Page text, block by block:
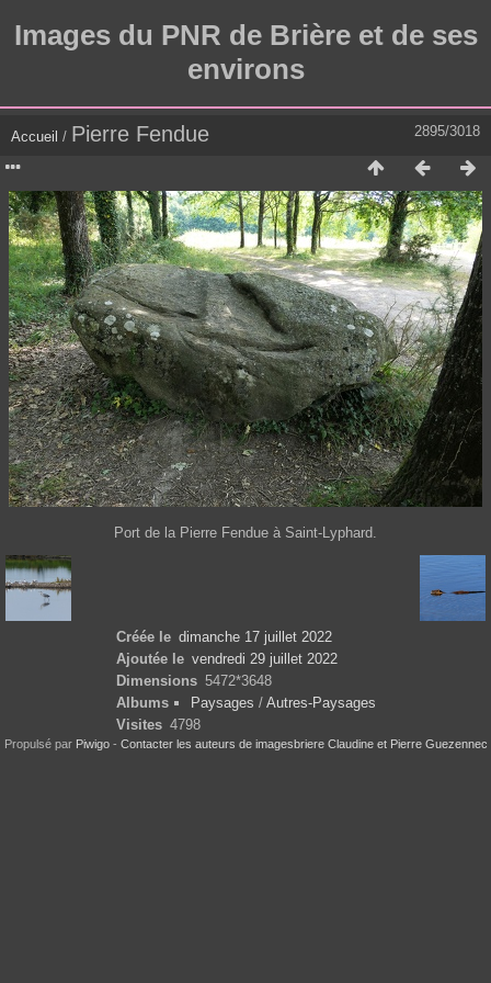
Images du PNR de Brière et de ses
environs
2895/3018
Accueil / Pierre Fendue
Port de la Pierre Fendue à Saint-Lyphard.
Créée le dimanche 17 juillet 2022
Ajoutée le vendredi 29 juillet 2022
Dimensions 5472*3648
Albums
Paysages / Autres-Paysages
Visites 4798
Propulsé par Piwigo- Contacter les auteurs de imagesbriere Claudine et Pierre Guezennec